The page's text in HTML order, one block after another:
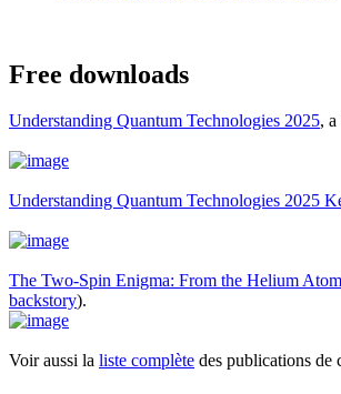
Free downloads
Understanding Quantum Technologies 2025,
Understanding Quantum Technologies 2025
The Two-Spin Enigma: From the Helium
backstory).
Voir aussi la liste complète des publications de